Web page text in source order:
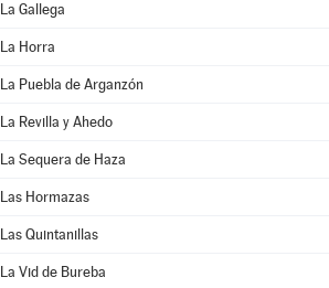
La Gallega
La Horra
La Puebla de Arganzón
La Revilla y Ahedo
La Sequera de Haza
Las Hormazas
Las Quintanillas
La Vid de Bureba